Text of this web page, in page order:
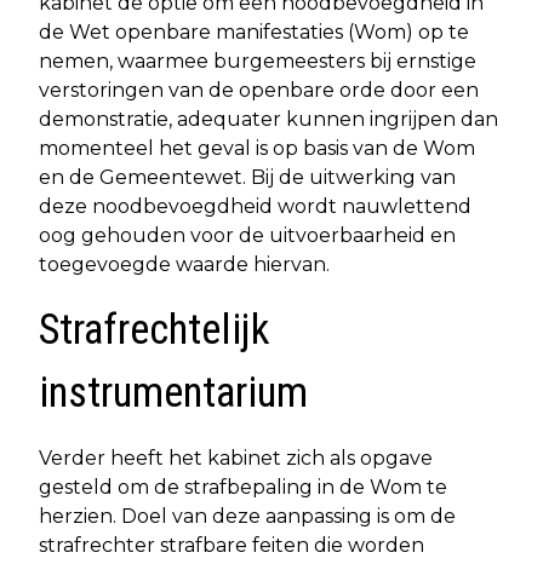
de Wet openbare manifestaties (Wom) op te
nemen, waarmee burgemeesters bij ernstige
verstoringen van de openbare orde door een
demonstratie, adequater kunnen ingrijpen dan
momenteel het geval is op basis van de Wom
en de Gemeentewet. Bij de uitwerking van
deze noodbevoegdheid wordt nauwlettend
oog gehouden voor de uitvoerbaarheid en
toegevoegde waarde hiervan.
Strafrechtelijk
instrumentarium
Verder heeft het kabinet zich als opgave
gesteld om de strafbepaling in de Wom te
herzien. Doel van deze aanpassing is om de
strafrechter strafbare feiten die worden